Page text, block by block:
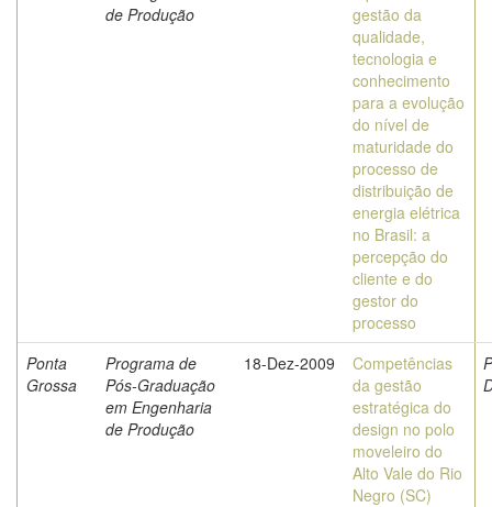
de Produção
gestão da
qualidade,
tecnologia e
conhecimento
para a evolução
do nível de
maturidade do
processo de
distribuição de
energia elétrica
no Brasil: a
percepção do
cliente e do
gestor do
processo
Ponta
Grossa
Programa de
Pós-Graduação
em Engenharia
de Produção
18-Dez-2009
Competências
da gestão
estratégica do
design no polo
moveleiro do
Alto Vale do Rio
Negro (SC)